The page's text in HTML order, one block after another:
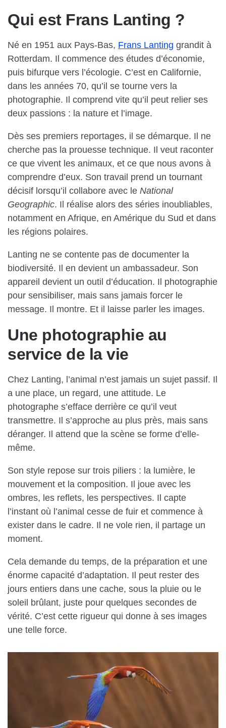
Qui est Frans Lanting ?
Né en 1951 aux Pays-Bas, Frans Lanting grandit à
Rotterdam. Il commence des études d’économie,
puis bifurque vers l’écologie. C’est en Californie,
dans les années 70, qu’il se tourne vers la
photographie. Il comprend vite qu’il peut relier ses
deux passions : la nature et l’image.
Dès ses premiers reportages, il se démarque. Il ne
cherche pas la prouesse technique. Il veut raconter
ce que vivent les animaux, et ce que nous avons à
comprendre d’eux. Son travail prend un tournant
décisif lorsqu’il collabore avec le National
Geographic. Il réalise alors des séries inoubliables,
notamment en Afrique, en Amérique du Sud et dans
les régions polaires.
Lanting ne se contente pas de documenter la
biodiversité. Il en devient un ambassadeur. Son
appareil devient un outil d’éducation. Il photographie
pour sensibiliser, mais sans jamais forcer le
message. Il montre. Et il laisse parler les images.
Une photographie au
service de la vie
Chez Lanting, l’animal n’est jamais un sujet passif. Il
a une place, un regard, une attitude. Le
photographe s’efface derrière ce qu’il veut
transmettre. Il s’approche au plus près, mais sans
déranger. Il attend que la scène se forme d’elle-
même.
Son style repose sur trois piliers : la lumière, le
mouvement et la composition. Il joue avec les
ombres, les reflets, les perspectives. Il capte
l’instant où l’animal cesse de fuir et commence à
exister dans le cadre. Il ne vole rien, il partage un
moment.
Cela demande du temps, de la préparation et une
énorme capacité d’adaptation. Il peut rester des
jours entiers dans une cache, sous la pluie ou le
soleil brûlant, juste pour quelques secondes de
vérité. C’est cette rigueur qui donne à ses images
une telle force.